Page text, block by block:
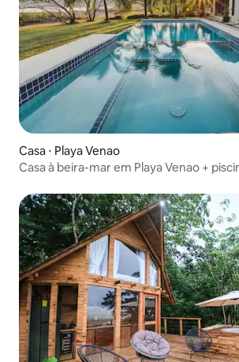
Casa ⋅ Playa Venao
Casa à beira-mar em Playa Venao +